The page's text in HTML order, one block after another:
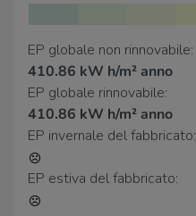
Farmacia Valle Del Canto
Farmacia di Valbrembo
Farmacia
Supermercati
LD
Eurospin
EP globale non rinnovabile:
410.86 kW h/m² anno
EP globale rinnovabile:
410.86 kW h/m² anno
EP invernale del fabbricato:
EP estiva del fabbricato: